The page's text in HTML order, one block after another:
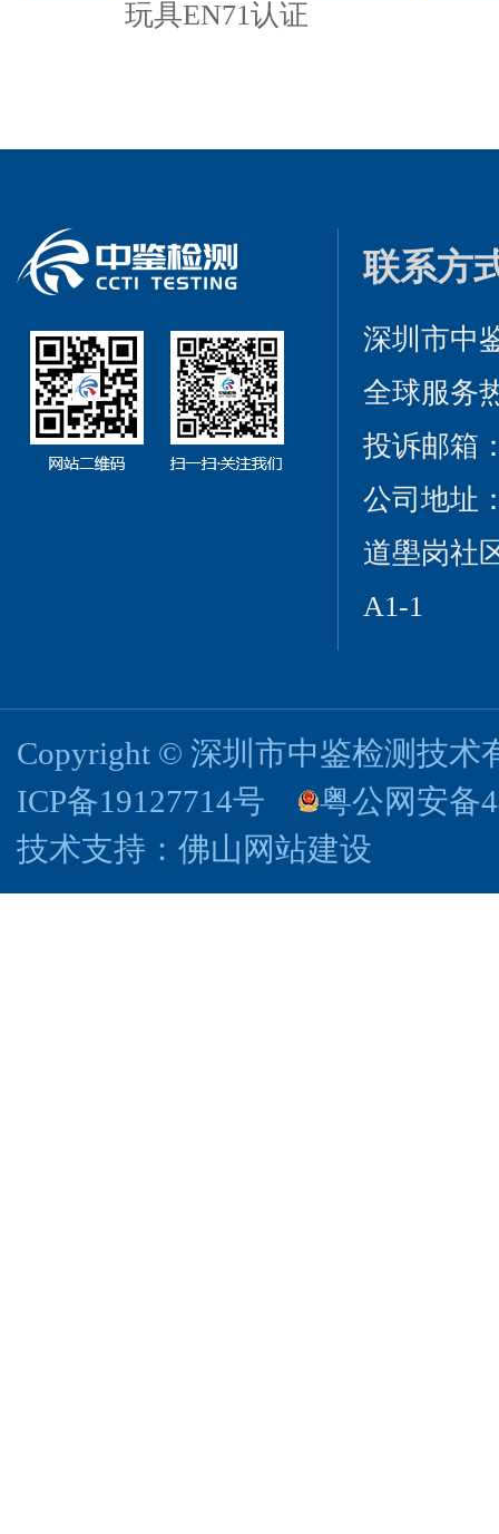
玩具EN71认证
联系方
深圳市中
全球服务
投诉邮箱
公司地址
道壆岗社
A1-1
Copyright © 深圳市中鉴检测技术
ICP备19127714号
粤公网安备
技术支持： 佛山网站建设